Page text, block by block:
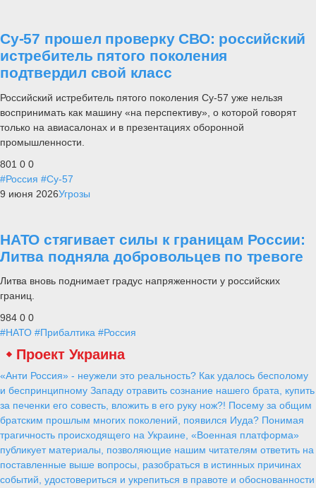
Су-57 прошел проверку СВО: российский
истребитель пятого поколения
подтвердил свой класс
Российский истребитель пятого поколения Су-57 уже нельзя
воспринимать как машину «на перспективу», о которой говорят
только на авиасалонах и в презентациях оборонной
промышленности.
801 0 0
#Россия #Су-57
9 июня 2026Угрозы
НАТО стягивает силы к границам России:
Литва подняла добровольцев по тревоге
Литва вновь поднимает градус напряженности у российских
границ.
984 0 0
#НАТО #Прибалтика #Россия
Проект Украина
«Анти Россия» - неужели это реальность? Как удалось бесполому
и беспринципному Западу отравить сознание нашего брата, купить
за печенки его совесть, вложить в его руку нож?! Посему за общим
братским прошлым многих поколений, появился Иуда? Понимая
трагичность происходящего на Украине, «Военная платформа»
публикует материалы, позволяющие нашим читателям ответить на
поставленные выше вопросы, разобраться в истинных причинах
событий, удостовериться и укрепиться в правоте и обоснованности